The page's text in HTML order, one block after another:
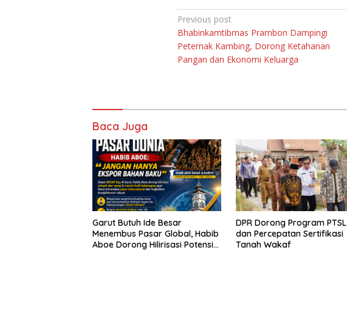
Navigasi
pos
Previous post
Bhabinkamtibmas Prambon Dampingi
Peternak Kambing, Dorong Ketahanan
Pangan dan Ekonomi Keluarga
Baca Juga
Garut Butuh Ide Besar
Menembus Pasar Global, Habib
Aboe Dorong Hilirisasi Potensi
DPR Dorong Program PTSL
dan Percepatan Sertifikasi
Tanah Wakaf